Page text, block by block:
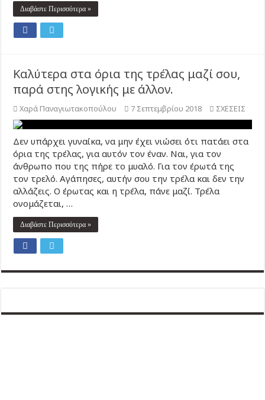
Διαβάστε Περισσότερα »
Καλύτερα στα όρια της τρέλας μαζί σου,
παρά στης λογικής με άλλον.
Χαρά Παναγιωτακοπούλου 7 Σεπτεμβρίου 2018 ΣΧΕΣΕΙΣ
Δεν υπάρχει γυναίκα, να μην έχει νιώσει ότι πατάει στα
όρια της τρέλας, για αυτόν τον έναν. Ναι, για τον
άνθρωπο που της πήρε το μυαλό. Για τον έρωτά της
τον τρελό. Αγάπησες, αυτήν σου την τρέλα και δεν την
αλλάζεις. Ο έρωτας και η τρέλα, πάνε μαζί. Τρέλα
ονομάζεται, …
Διαβάστε Περισσότερα »